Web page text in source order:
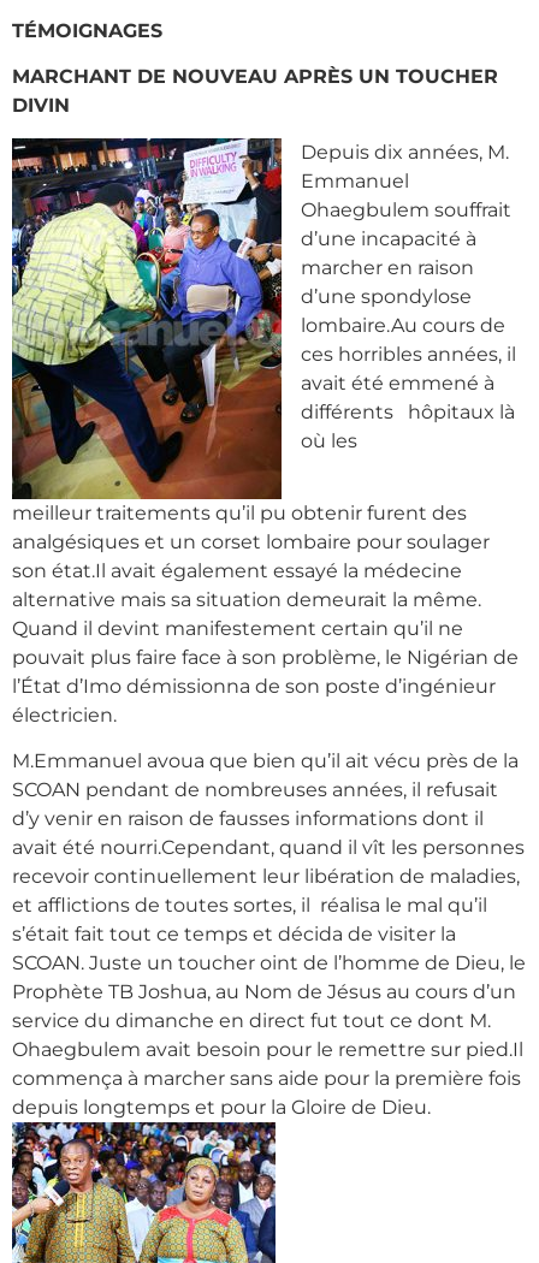
TÉMOIGNAGES
MARCHANT DE NOUVEAU APRÈS UN TOUCHER
DIVIN
Depuis dix années, M.
Emmanuel
Ohaegbulem souffrait
d’une incapacité à
marcher en raison
d’une spondylose
lombaire.Au cours de
ces horribles années, il
avait été emmené à
différents hôpitaux là
où les
meilleur traitements qu’il pu obtenir furent des
analgésiques et un corset lombaire pour soulager
son état.Il avait également essayé la médecine
alternative mais sa situation demeurait la même.
Quand il devint manifestement certain qu’il ne
pouvait plus faire face à son problème, le Nigérian de
l’État d’Imo démissionna de son poste d’ingénieur
électricien.
M.Emmanuel avoua que bien qu’il ait vécu près de la
SCOAN pendant de nombreuses années, il refusait
d’y venir en raison de fausses informations dont il
avait été nourri.Cependant, quand il vît les personnes
recevoir continuellement leur libération de maladies,
et afflictions de toutes sortes, il réalisa le mal qu’il
s’était fait tout ce temps et décida de visiter la
SCOAN. Juste un toucher oint de l’homme de Dieu, le
Prophète TB Joshua, au Nom de Jésus au cours d’un
service du dimanche en direct fut tout ce dont M.
Ohaegbulem avait besoin pour le remettre sur pied.Il
commença à marcher sans aide pour la première fois
depuis longtemps et pour la Gloire de Dieu.